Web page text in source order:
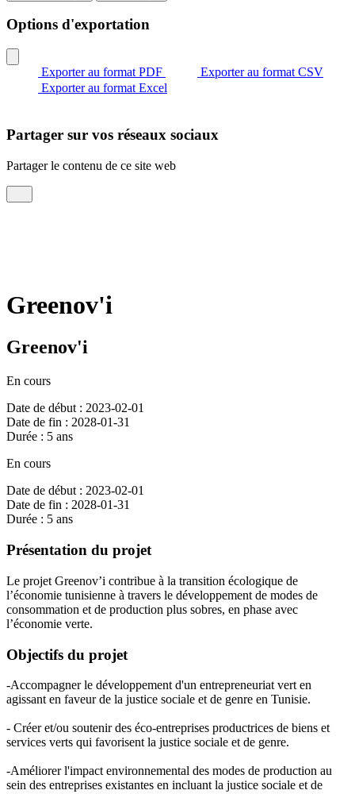
Options d'exportation
Exporter au format PDF
Exporter au format CSV
Exporter au format Excel
Partager sur vos réseaux sociaux
Partager le contenu de ce site web
Greenov'i
Greenov'i
En cours
Date de début : 2023-02-01
Date de fin : 2028-01-31
Durée : 5 ans
En cours
Date de début : 2023-02-01
Date de fin : 2028-01-31
Durée : 5 ans
Présentation du projet
Le projet Greenov’i contribue à la transition écologique de
l’économie tunisienne à travers le développement de modes de
consommation et de production plus sobres, en phase avec
l’économie verte.
Objectifs du projet
-Accompagner le développement d'un entrepreneuriat vert en
agissant en faveur de la justice sociale et de genre en Tunisie.
- Créer et/ou soutenir des éco-entreprises productrices de biens et
services verts qui favorisent la justice sociale et de genre.
-Améliorer l'impact environnemental des modes de production au
sein des entreprises existantes en incluant la justice sociale et de